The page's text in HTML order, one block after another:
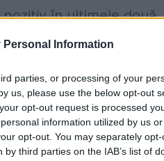
Personal Information
parties, or processing of your
us, please use the below opt-out
opt-out request is processed
information utilized by us
opt-out. You may separately
third parties on the IAB’s list of
în ultimele două
testarea personalului
cu excepţia
7 zile a 12
a contactului direct în